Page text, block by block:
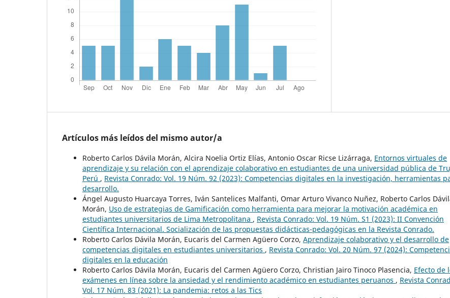
Artículos más leídos del mismo autor/a
Roberto Carlos Dávila Morán, Alcira Noelia Ortiz Elías, Antonio Oscar Ricse Lizárraga, Entornos virtuales de
aprendizaje y su relación con el aprendizaje colaborativo en estudiantes de una universidad pública de
Perú , Revista Conrado: Vol. 19 Núm. 92 (2023): Competencias digitales en la investigación, herramientas
desarrollo.
Ángel Augusto Huarcaya Torres, Iván Santelices Malfanti, Omar Arturo Vivanco Nuñez, Roberto Carlos
Morán, Uso de estrategias de Gamificación como herramienta para mejorar la motivación académica en
estudiantes universitarios de Lima Metropolitana , Revista Conrado: Vol. 19 Núm. S1 (2023): II Convención
Científica Internacional. Socialización de las propuestas didácticas-pedagógicas en la Revista Conrado.
Roberto Carlos Dávila Morán, Eucaris del Carmen Agüero Corzo, Aprendizaje colaborativo y el desarrollo de
competencias digitales en estudiantes universitarios , Revista Conrado: Vol. 20 Núm. 97 (2024):
digitales en la educación
Roberto Carlos Dávila Morán, Eucaris del Carmen Agüero Corzo, Christian Jairo Tinoco Plasencia, Efecto de
exámenes en línea sobre la ansiedad y el rendimiento académico en estudiantes peruanos , Revista
Vol. 17 Núm. 83 (2021): La pandemia: retos a las Tics